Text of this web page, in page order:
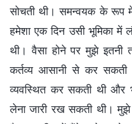
सोचती थी। समन्वयक के रूप
हमेशा एक दिन उसी भूमिका में
थी। वैसा होने पर मुझे इतनी
कर्तव्य आसानी से कर सकती
व्यवस्थित कर सकती थी और
लेना जारी रख सकती थी। मुझे